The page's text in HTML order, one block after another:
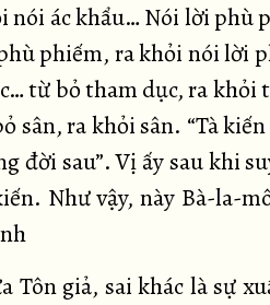
nói ác khẩu… Nói lời phù
phiếm, ra khỏi nói lời
từ bỏ tham dục, ra khỏi
sân, ra khỏi sân. “Tà
đời sau”. Vị ấy sau khi
Như vậy, này Bà-la-
Tôn giả, sai khác là sự